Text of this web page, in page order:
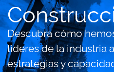
Descubra cómo
líderes de la industria
estrategias y